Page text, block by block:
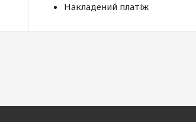
Накладений платіж